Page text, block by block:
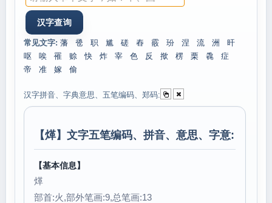
常见文字: 藩 卺 职 尴 磋 舂 霰 玢 涅 流 洲
旰
呕
唉 罹 赊 快 炸 宰 色 反 揿 楞 栗 毳
症
帝
准 嫁 偷
汉字拼音、字典意思、五笔编码、郑码:
【煂】文字五笔编码、拼音、意思、字意:
【基本信息】
煂
部首:火,部外笔画:9,总笔画:13